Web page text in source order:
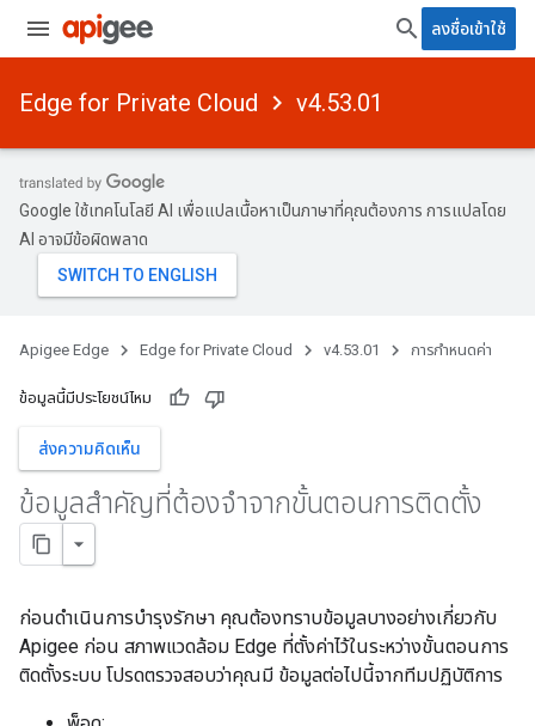
ลงชื่อเข้าใช้
Edge for Private Cloud v4.53.01
Google ใช้เทคโนโลยี AI เพื่อแปลเนื้อหาเป็นภาษาที่คุณต้องการ การแปลโดย
AI อาจมีข้อผิดพลาด
Apigee Edge Edge for Private Cloud v4.53.01 การกำหนดค่า
ข้อมูลนี้มีประโยชน์ไหม
ส่งความคิดเห็น
ข้อมูลสําคัญที่ต้องจําจากขั้นตอนการติดตั้ง
ก่อนดำเนินการบำรุงรักษา คุณต้องทราบข้อมูลบางอย่างเกี่ยวกับ
Apigee ก่อน สภาพแวดล้อม Edge ที่ตั้งค่าไว้ในระหว่างขั้นตอนการ
ติดตั้งระบบ โปรดตรวจสอบว่าคุณมี ข้อมูลต่อไปนี้จากทีมปฏิบัติการ